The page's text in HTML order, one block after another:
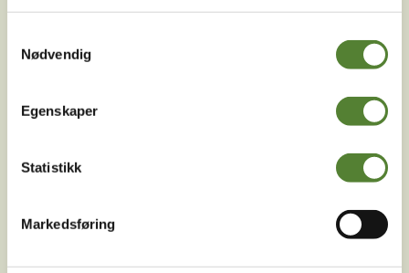
Nødvendig
Egenskaper
Statistikk
Markedsføring
OSS?
Melder du deg på Dyreparkens nyhetsbrev får du
av mange fordeler.
Meld meg på
Ved å melde deg på vårt nyhetsbrev godtar du våre